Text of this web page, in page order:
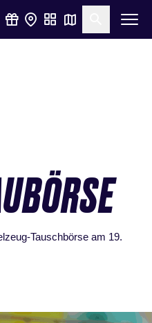
Suche
Tauschbörse am 19.